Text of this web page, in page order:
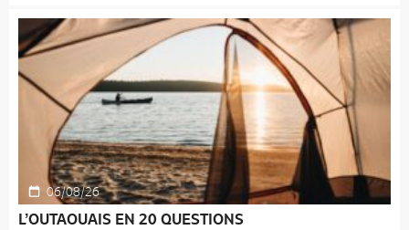
06/08/26
L’OUTAOUAIS EN 20 QUESTIONS